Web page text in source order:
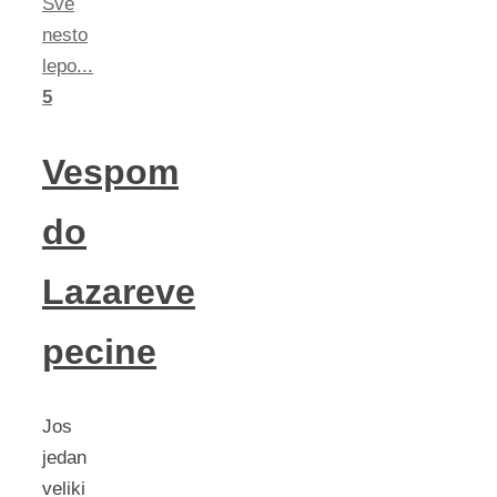
nesto
lepo...
5
Vespom
do
Lazareve
pecine
Jos
jedan
veliki